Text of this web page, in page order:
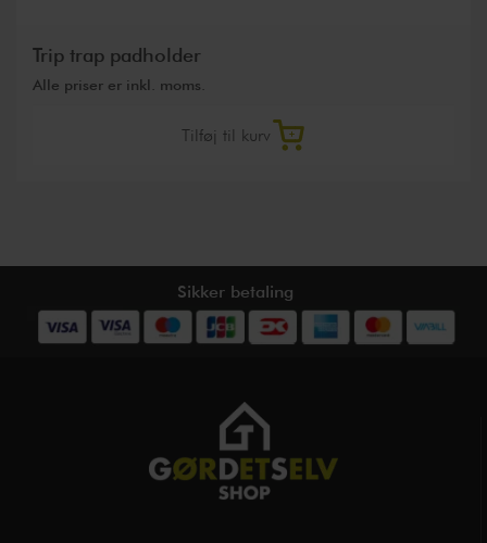
Trip trap padholder
Alle priser er inkl. moms.
Tilføj til kurv
Sikker betaling